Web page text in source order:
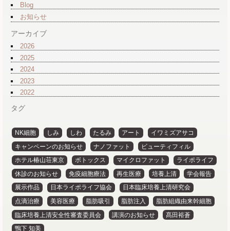
Blog
お知らせ
アーカイブ
2026
2025
2024
2023
2022
タグ
NK細胞 しみ しわ たるみ アート
イワミズアサコ
キャンペーンのお知らせ
ナノファット
ビューティフィル
ホテル椿山荘東京
ボトックス マイクロファット
ライポライフ
休診のお知らせ
免疫細胞療法 再生医療 培養上清
学会報告
展示作品
日本ライポライフ協会
日本臨床培養上清研究会
点滴治療
美容医療 脂肪吸引 脂肪注入
脂肪組織由来幹細胞
臨床培養上清安全性審査委員会
講演のお知らせ
髙田裕蒼
鴨下 知美